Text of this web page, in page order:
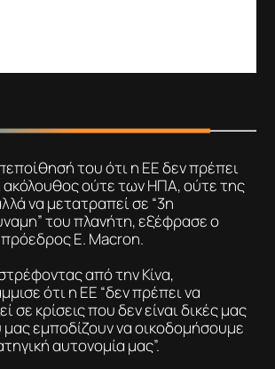
του ότι η EE δεν πρέπει
ακόλουθος ούτε των ΗΠΑ, ούτε της
να μετατραπεί σε “3η
του πλανήτη, εξέφρασε ο
E. Macron.
από την Κίνα,
ότι η ΕΕ “δεν πρέπει να
σε κρίσεις που δεν είναι δικές μας
μας εμποδίζουν να οικοδομήσουμε
αυτονομία μας”.